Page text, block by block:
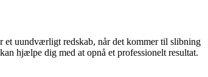
et uundværligt redskab, når det kommer til slibning
hjælpe dig med at opnå et professionelt resultat.